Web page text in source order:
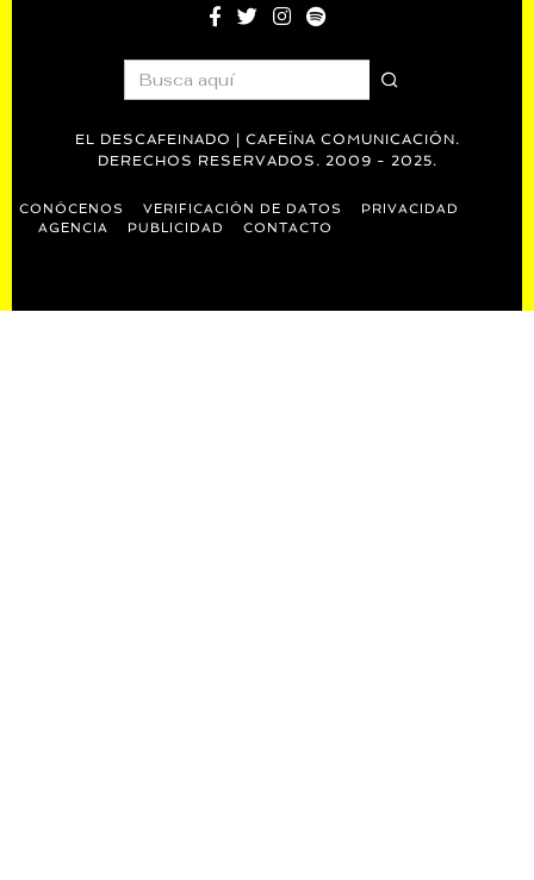
EL DESCAFEINADO | CAFEÍNA COMUNICACIÓN.
DERECHOS RESERVADOS. 2009 - 2025.
CONÓCENOS VERIFICACIÓN DE DATOS
PRIVACIDAD
AGENCIA
PUBLICIDAD CONTACTO